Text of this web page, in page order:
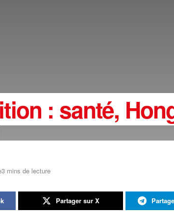
: santé,
mins de lecture
Partager sur X